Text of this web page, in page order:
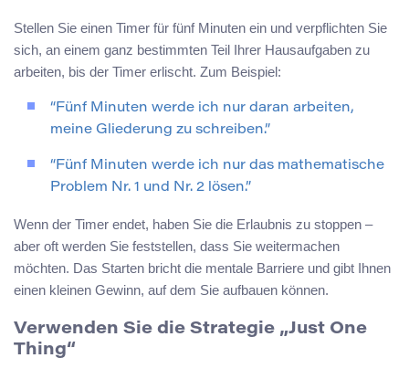
Stellen Sie einen Timer für fünf Minuten ein und verpflichten Sie
sich, an einem ganz bestimmten Teil Ihrer Hausaufgaben zu
arbeiten, bis der Timer erlischt. Zum Beispiel:
“Fünf Minuten werde ich nur daran arbeiten,
meine Gliederung zu schreiben.”
“Fünf Minuten werde ich nur das mathematische
Problem Nr. 1 und Nr. 2 lösen.”
Wenn der Timer endet, haben Sie die Erlaubnis zu stoppen –
aber oft werden Sie feststellen, dass Sie weitermachen
möchten. Das Starten bricht die mentale Barriere und gibt Ihnen
einen kleinen Gewinn, auf dem Sie aufbauen können.
Verwenden Sie die Strategie „Just One
Thing“